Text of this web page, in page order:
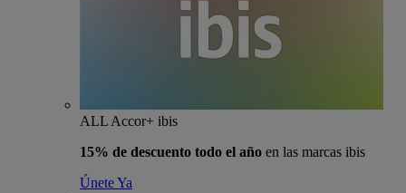
ALL Accor+ ibis
15% de descuento todo el año en las marcas ibis
Únete Ya